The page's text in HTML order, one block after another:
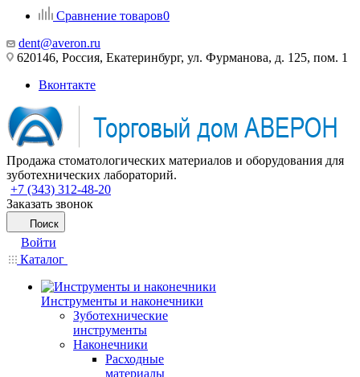
Сравнение товаров0
dent@averon.ru
620146, Россия, Екатеринбург, ул. Фурманова, д. 125, пом. 1
Вконтакте
Продажа стоматологических материалов и оборудования для
зуботехнических лабораторий.
+7 (343) 312-48-20
Заказать звонок
Поиск
Войти
Каталог
Инструменты и наконечники
Зуботехнические
инструменты
Наконечники
Расходные
материалы